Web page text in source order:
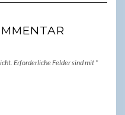
Erforderliche Felder sind mit *